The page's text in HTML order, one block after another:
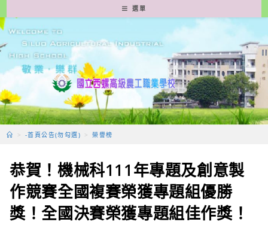
轉
至
要
容
選單
> -首頁公告(勿勾選) > 榮譽榜
恭賀！機械科111年專題及創意製
作競賽全國複賽榮獲專題組優勝
獎！全國決賽榮獲專題組佳作獎！